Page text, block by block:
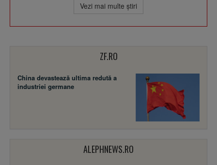
Vezi mai multe ştiri
ZF.RO
China devastează ultima redută a
industriei germane
ALEPHNEWS.RO